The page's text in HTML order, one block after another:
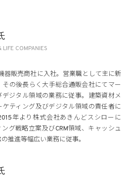
COMPANIES
器販売商社に入社。営業職として主に新
その後長らく大手総合通販会社にてマー
デジタル領域の業務に従事。建築資材メ
ケティング及びデジタル領域の責任者に
年より株式会社あきんどスシローに
グ戦略立案及びCRM領域、キャッシュ
推進等幅広い業務に従事。